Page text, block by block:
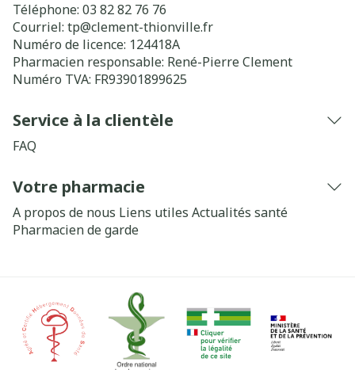
Téléphone: 03 82 82 76 76
Courriel: tp@clement-thionville.fr
Numéro de licence: 124418A
Pharmacien responsable: René-Pierre Clement
Numéro TVA: FR93901899625
Service à la clientèle
FAQ
Votre pharmacie
A propos de nous Liens utiles Actualités santé
Pharmacien de garde